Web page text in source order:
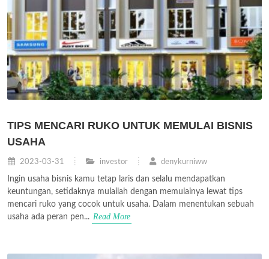
TIPS MENCARI RUKO UNTUK MEMULAI BISNIS
USAHA
2023-03-31 investor denykurniww
Ingin usaha bisnis kamu tetap laris dan selalu mendapatkan
keuntungan, setidaknya mulailah dengan memulainya lewat tips
mencari ruko yang cocok untuk usaha. Dalam menentukan sebuah
usaha ada peran pen... Read More